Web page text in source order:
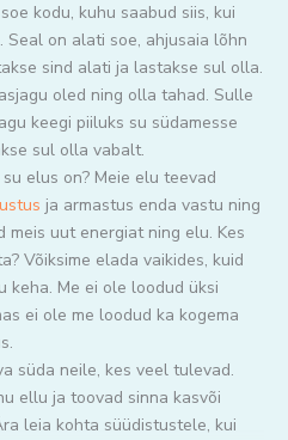
kodu, kuhu saabud siis, kui
Seal on alati soe, ahjusaia lõhn
sind alati ja lastakse sul olla.
oled ning olla tahad. Sulle
keegi piiluks su südamesse
sul olla vabalt.
elus on? Meie elu teevad
ja armastus enda vastu ning
meis uut energiat ning elu. Kes
Võiksime elada vaikides, kuid
keha. Me ei ole loodud üksi
ei ole me loodud ka kogema
süda neile, kes veel tulevad.
ellu ja toovad sinna kasvõi
leia kohta süüdistustele, kui